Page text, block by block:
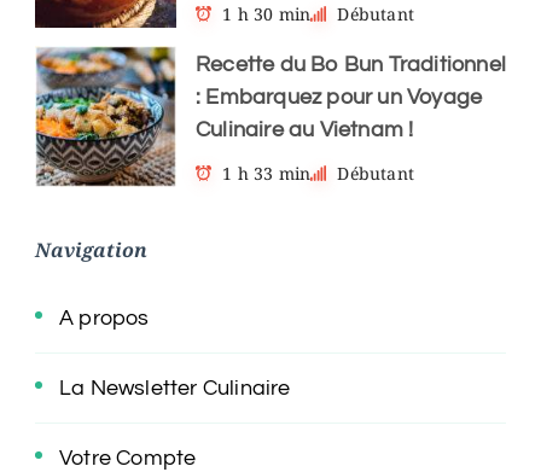
1 h 30 min
Débutant
Recette du Bo Bun Traditionnel
: Embarquez pour un Voyage
Culinaire au Vietnam !
1 h 33 min
Débutant
Navigation
A propos
La Newsletter Culinaire
Votre Compte